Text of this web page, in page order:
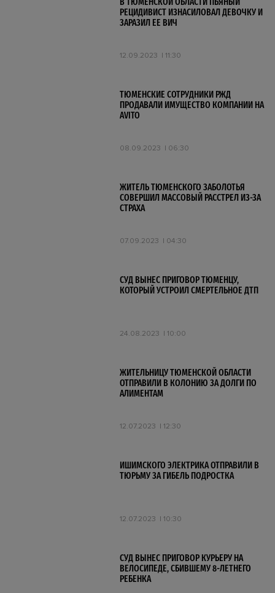
РЕЦИДИВИСТ ИЗНАСИЛОВАЛ ДЕВОЧКУ И
ЗАРАЗИЛ ЕЕ ВИЧ
12.09.2023 11:30
ТЮМЕНСКИЕ СОТРУДНИКИ РЖД
ПРОДАВАЛИ ИМУЩЕСТВО КОМПАНИИ НА
AVITO
08.09.2023 06:30
ЖИТЕЛЬ ТЮМЕНСКОГО ЗАБОЛОТЬЯ
СОВЕРШИЛ МАССОВЫЙ РАССТРЕЛ ИЗ-ЗА
СТРАХА
07.09.2023 04:30
СУД ВЫНЕС ПРИГОВОР ТЮМЕНЦУ,
КОТОРЫЙ УСТРОИЛ СМЕРТЕЛЬНОЕ ДТП
24.08.2023 10:00
ЖИТЕЛЬНИЦУ ТЮМЕНСКОЙ ОБЛАСТИ
ОТПРАВИЛИ В КОЛОНИЮ ЗА ДОЛГИ ПО
АЛИМЕНТАМ
12.07.2023 12:30
ИШИМСКОГО ЭЛЕКТРИКА ОТПРАВИЛИ В
ТЮРЬМУ ЗА ГИБЕЛЬ ПОДРОСТКА
12.07.2023 10:30
СУД ВЫНЕС ПРИГОВОР КУРЬЕРУ НА
ВЕЛОСИПЕДЕ, СБИВШЕМУ 8-ЛЕТНЕГО
РЕБЕНКА